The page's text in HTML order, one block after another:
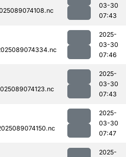
03-30
07:43
2025-
03-30
07:46
2025-
03-30
07:43
2025-
03-30
07:47
2025-